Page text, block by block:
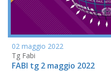
02 maggio 2022
Tg Fabi
FABI tg 2 maggio 2022